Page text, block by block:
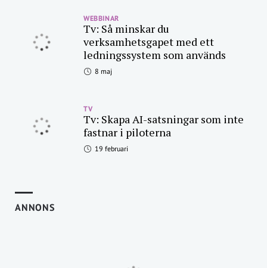
WEBBINAR
Tv: Så minskar du
verksamhetsgapet med ett
ledningssystem som används
8 maj
TV
Tv: Skapa AI-satsningar som inte
fastnar i piloterna
19 februari
ANNONS